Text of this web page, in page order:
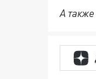
А